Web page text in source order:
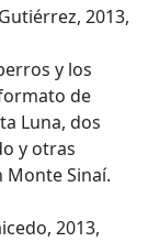
2013,
y los
de
Luna, dos
y otras
Monte Sinaí.
2013,